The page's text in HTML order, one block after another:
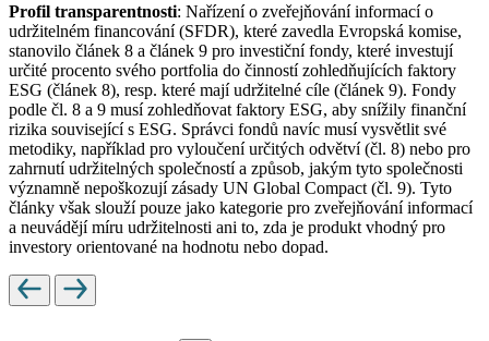
Profil transparentnosti: Nařízení o zveřejňování informací o
udržitelném financování (SFDR), které zavedla Evropská komise,
stanovilo článek 8 a článek 9 pro investiční fondy, které investují
určité procento svého portfolia do činností zohledňujících faktory
ESG (článek 8), resp. které mají udržitelné cíle (článek 9). Fondy
podle čl. 8 a 9 musí zohledňovat faktory ESG, aby snížily finanční
rizika související s ESG. Správci fondů navíc musí vysvětlit své
metodiky, například pro vyloučení určitých odvětví (čl. 8) nebo pro
zahrnutí udržitelných společností a způsob, jakým tyto společnosti
významně nepoškozují zásady UN Global Compact (čl. 9). Tyto
články však slouží pouze jako kategorie pro zveřejňování informací
a neuvádějí míru udržitelnosti ani to, zda je produkt vhodný pro
investory orientované na hodnotu nebo dopad.